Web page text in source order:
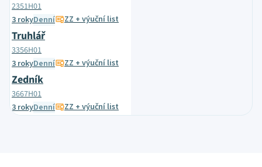
2351H01
3 rokyDenní ZZ + výuční list
Truhlář
3356H01
3 rokyDenní ZZ + výuční list
Zedník
3667H01
3 rokyDenní ZZ + výuční list